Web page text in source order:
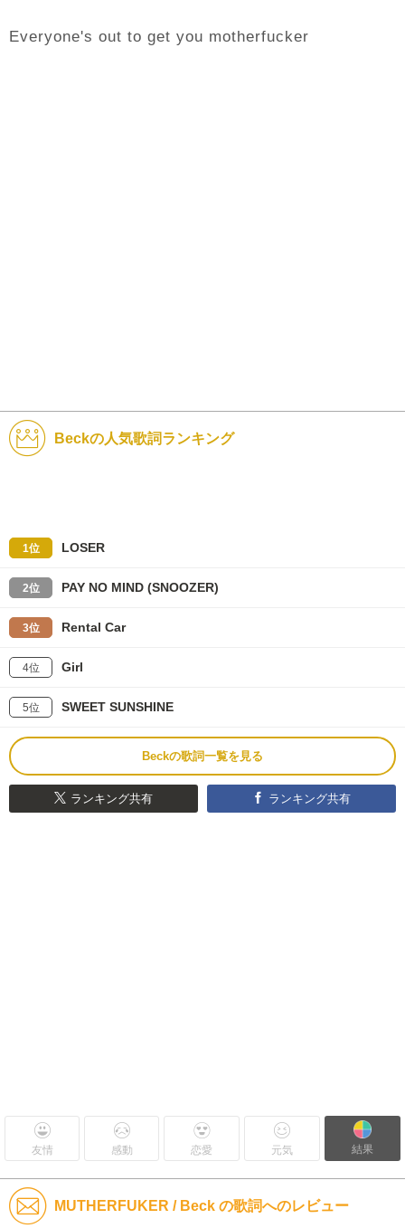
Everyone's out to get you motherfucker
Beckの人気歌詞ランキング
1位 LOSER
2位 PAY NO MIND (SNOOZER)
3位 Rental Car
4位 Girl
5位 SWEET SUNSHINE
Beckの歌詞一覧を見る
ランキング共有 ランキング共有
友情 感動 恋愛 元気 結果
MUTHERFUKER / Beck の歌詞へのレビュー